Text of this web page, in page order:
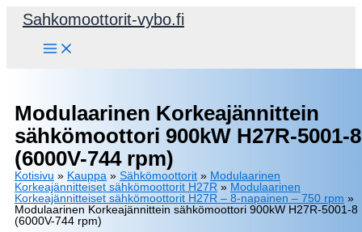
Siirry
Sahkomoottorit-vybo.fi
Modulaarinen Korkeajännittein
sähkömoottori 900kW H27R-5001-8
(6000V-744 rpm)
Kotisivu » Kauppa » Sähkömoottorit » Modulaarinen
Korkeajännitteiset sähkömoottorit H27R » Modulaarinen
Korkeajännitteiset sähkömoottorit H27R – 8-napainen – 750 rpm »
Modulaarinen Korkeajännittein sähkömoottori 900kW H27R-5001-8
(6000V-744 rpm)